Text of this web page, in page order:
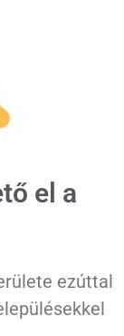
el a
ezúttal